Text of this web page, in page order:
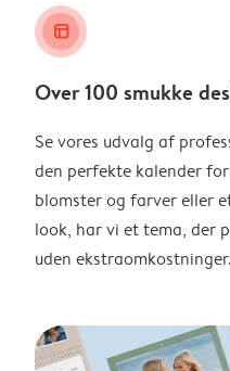
layout_alt
Over 100 smukke
Se vores udvalg af
den perfekte kalender
blomster og farver eller
look, har vi et tema, der
uden ekstraomkostninger.